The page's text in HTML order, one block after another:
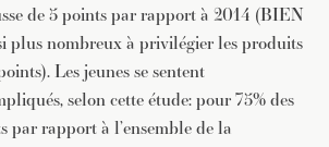
de 5 points par rapport à 2014 (BIEN
plus nombreux à privilégier les produits
Les jeunes se sentent
selon cette étude: pour 75% des
par rapport à l’ensemble de la